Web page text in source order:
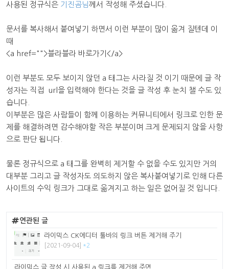
사용된 정규식은 기진곰님께서 작성해 주셨습니다.
문서를 복사해서 붙여넣기 하면서 이런 부분이 많이 옮겨 질텐데 이
때
<a href="">블라블라 바로가기</a>
이런 부분도 모두 보이지 않던 a 태그는 사라질 것 이기 때문에 글 작
성자는 직접 url을 입력해야 한다는 것을 글 작성 후 눈치 챌 수도 있
습니다.
이부분은 많은 사람들이 함께 이용하는 커뮤니티에서 링크로 인한 문
제를 해결하려면 감수해야할 작은 부분이며 크게 문제되지 않을 사항
으로 판단 됩니다.
물론 정규식으로 a 태그를 완벽히 제거할 수 없을 수도 있지만 거의
대부분 그리고 글 작성자도 의도하지 않은 복사붙여넣기로 인해 다른
사이트의 수익 링크가 그대로 옮겨지고 하는 일은 없어질 것 입니다.
연관된 글
라이믹스 CK에디터 툴바의 링크 버튼 제거해 주기
[2021-09-04] *2
라이믹스 글 작성 시 사용된 a 링크를 제거해 주면...